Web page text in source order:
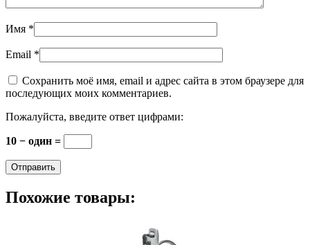
Имя *
Email *
Сохранить моё имя, email и адрес сайта в этом браузере для
последующих моих комментариев.
Пожалуйста, введите ответ цифрами:
10 − один =
Похожие товары: